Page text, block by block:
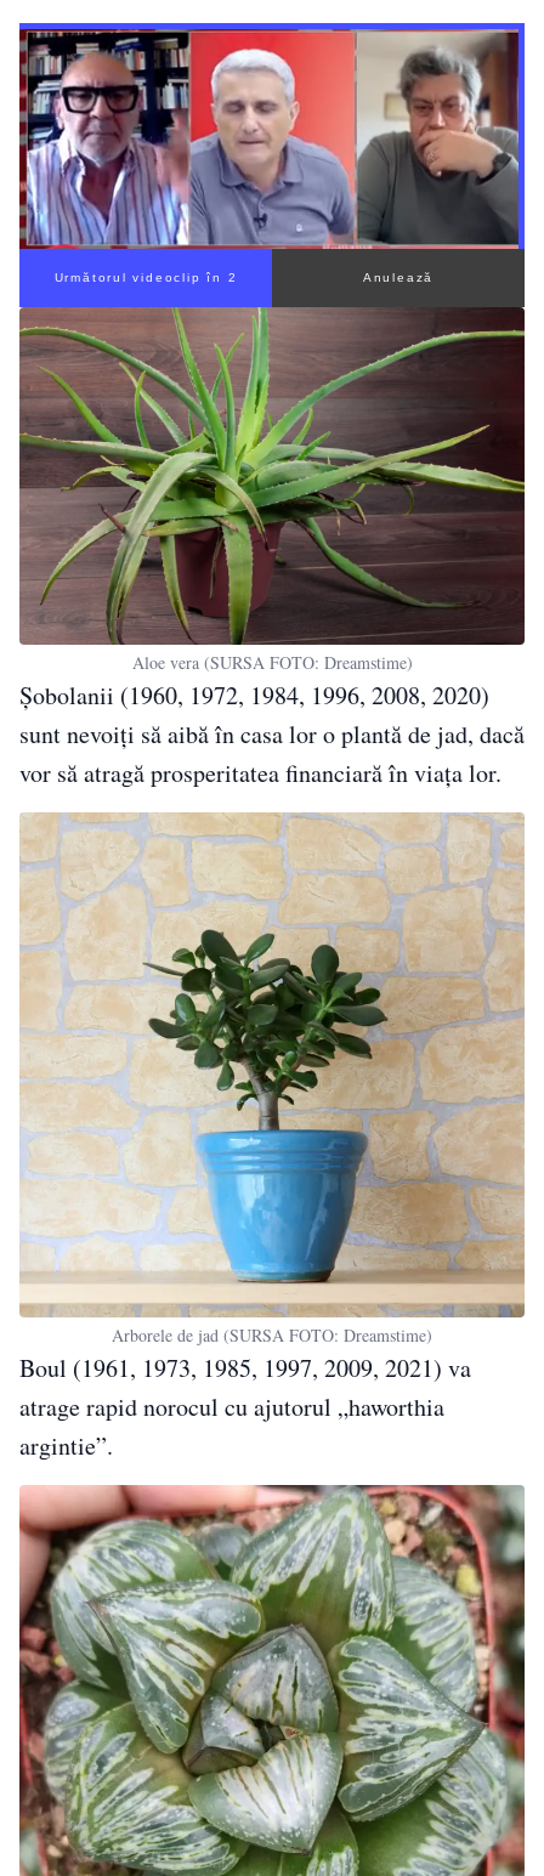
Aloe vera (SURSA FOTO: Dreamstime)
Șobolanii (1960, 1972, 1984, 1996, 2008, 2020)
sunt nevoiți să aibă în casa lor o plantă de jad, dacă
vor să atragă prosperitatea financiară în viața lor.
Arborele de jad (SURSA FOTO: Dreamstime)
Boul (1961, 1973, 1985, 1997, 2009, 2021) va
atrage rapid norocul cu ajutorul „haworthia
argintie”.